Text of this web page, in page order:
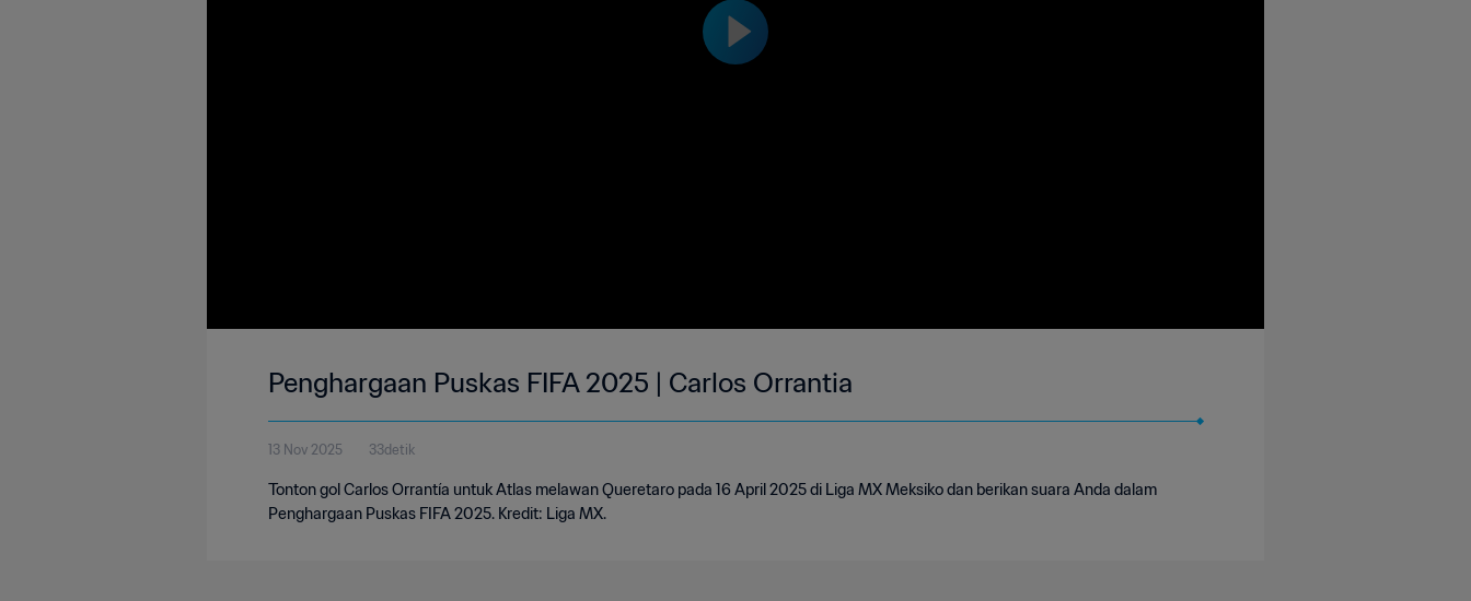
Penghargaan Puskas FIFA 2025 | Carlos Orrantia
13 Nov 2025 33detik
Tonton gol Carlos Orrantía untuk Atlas melawan Queretaro pada 16 April 2025 di Liga MX Meksiko dan berikan suara Anda dalam
Penghargaan Puskas FIFA 2025. Kredit: Liga MX.